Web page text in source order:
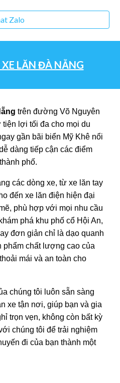
Zalo
XE LĂN ĐÀ NẴNG
trên đường Võ Nguyên
lợi tối đa cho mọi du
gần bãi biển Mỹ Khê nổi
dàng tiếp cận các điểm
phố.
các dòng xe, từ xe lăn tay
đến xe lăn điện hiện đại
phù hợp với mọi nhu cầu
phá khu phố cổ Hội An,
đơn giản chỉ là dạo quanh
phẩm chất lượng cao của
mái và an toàn cho
chúng tôi luôn sẵn sàng
xe tận nơi, giúp bạn và gia
trọn vẹn, không còn bất kỳ
chúng tôi để trải nghiệm
đi của bạn thành một